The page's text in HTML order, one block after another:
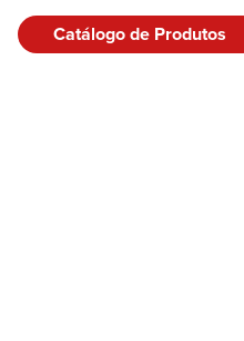
Catálogo de Produtos